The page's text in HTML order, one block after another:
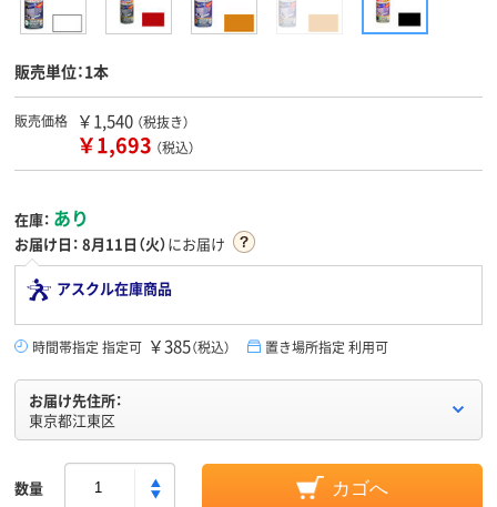
販売単位：1本
販売価格 ￥1,540 （税抜き）
￥1,693 （税込）
在庫： あり
お届け日： 8月11日（火）にお届け
アスクル在庫商品
時間帯指定 指定可 ￥385（税込） 置き場所指定 利用可
お届け先住所：
東京都江東区
数量 カゴへ